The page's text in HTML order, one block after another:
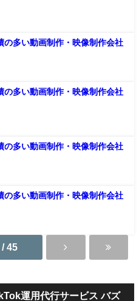
の多い動画制作・映像制作会社
の多い動画制作・映像制作会社
の多い動画制作・映像制作会社
の多い動画制作・映像制作会社
/ 45
運用代行サービス バズ